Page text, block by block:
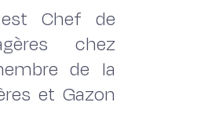
Chef de
chez
de la
et Gazon